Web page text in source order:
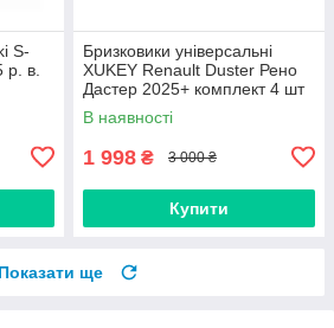
S-
в.
Бризковики універсальні
XUKEY Renault Duster Рено
Дастер 2025+ комплект 4 шт
В наявності
1 998 ₴ 3 000 ₴
Купити
Показати ще